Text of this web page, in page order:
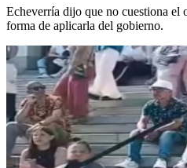
Echeverría dijo que no cuestiona el
forma de aplicarla del gobierno.